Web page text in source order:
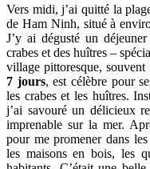
Vers midi, j’ai quitté la
de Ham Ninh, situé à
J’y ai dégusté un
crabes et des huîtres –
village pittoresque, souvent
7 jours, est célèbre pour
les crabes et les huîtres.
j’ai savouré un délicieux
imprenable sur la mer.
pour me promener dans
les maisons en bois, les